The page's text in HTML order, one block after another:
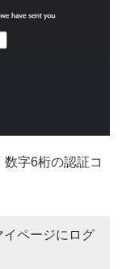
字6桁の認証コ
イページにログ